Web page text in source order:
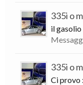
335i o
il
335i o
Ci provo